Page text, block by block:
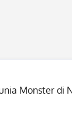
Monster di